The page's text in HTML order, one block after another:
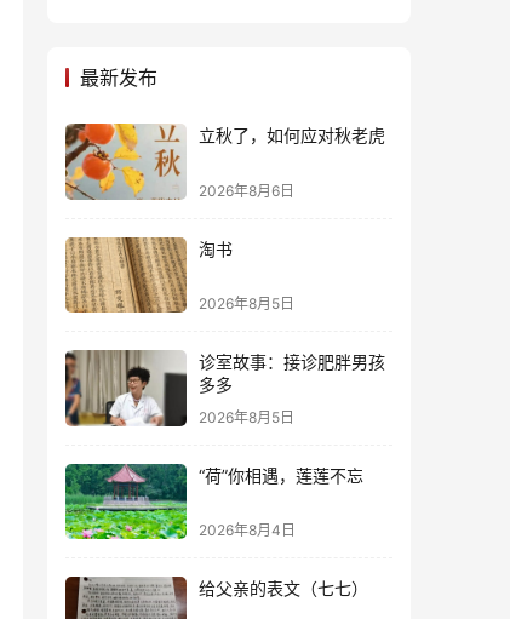
最新发布
立秋了，如何应对秋老虎
2026年8月6日
淘书
2026年8月5日
诊室故事：接诊肥胖男孩
多多
2026年8月5日
“荷”你相遇，莲莲不忘
2026年8月4日
给父亲的表文（七七）